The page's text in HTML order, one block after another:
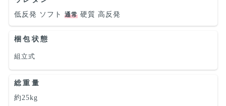
低反発 ソフト 通常 硬質 高反発
梱包状態
組立式
総重量
約25kg